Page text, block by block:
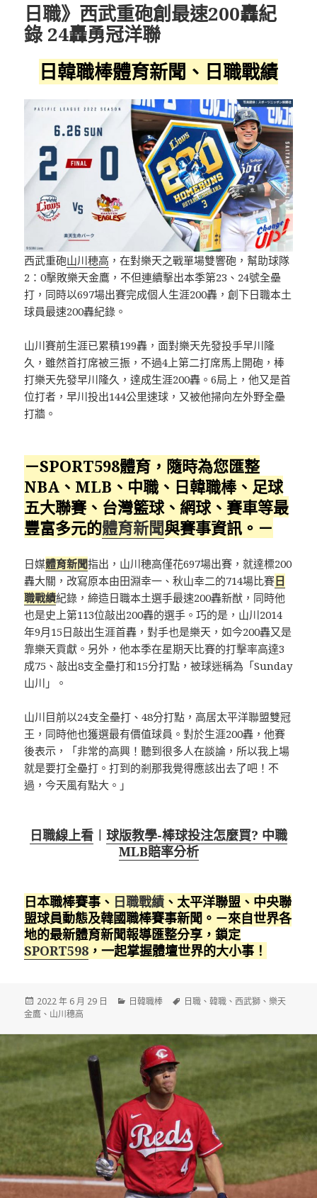
日職》西武重砲創最速200轟紀
錄 24轟勇冠洋聯
日韓職棒體育新聞、日職戰績
西武重砲山川穂高 ，在對樂天之戰單場雙響砲，幫助球隊
2：0擊敗樂天金鷹，不但連續擊出本季第23、24號全壘
打，同時以697場出賽完成個人生涯200轟，創下日職本土
球員最速200轟紀錄。
山川賽前生涯已累積199轟，面對樂天先發投手早川隆
久，雖然首打席被三振，不過4上第二打席馬上開砲，棒
打樂天先發早川隆久，達成生涯200轟。6局上，他又是首
位打者，早川投出144公里速球，又被他掃向左外野全壘
打牆。
－SPORT598體育，隨時為您匯整
NBA、MLB、中職、日韓職棒、足球
五大聯賽、台灣籃球、網球、賽車等最
豐富多元的體育新聞與賽事資訊。－
日媒體育新聞指出，山川穂高僅花697場出賽，就達標200
轟大關，改寫原本由田淵幸一、秋山幸二的714場比賽日
職戰績紀錄，締造日職本土選手最速200轟新猷，同時他
也是史上第113位敲出200轟的選手。巧的是，山川2014
年9月15日敲出生涯首轟，對手也是樂天，如今200轟又是
靠樂天貢獻。另外，他本季在星期天比賽的打擊率高達3
成75、敲出8支全壘打和15分打點，被球迷稱為「Sunday
山川」。
山川目前以24支全壘打、48分打點，高居太平洋聯盟雙冠
王，同時他也獲選最有價值球員。對於生涯200轟，他賽
後表示，「非常的高興！聽到很多人在談論，所以我上場
就是要打全壘打。打到的剎那我覺得應該出去了吧！不
過，今天風有點大。」
日職線上看 ︱ 球版教學-棒球投注怎麼買? 中職
MLB賠率分析
日本職棒賽事、 日職戰績 、太平洋聯盟、中央聯
盟球員動態及韓國職棒賽事新聞。－來自世界各
地的最新體育新聞報導匯整分享，鎖定
SPORT598 ，一起掌握體壇世界的大小事！
發
佈
2022 年 6 月 29 日
分
日韓職棒
標
日職 、韓職 、西武獅 、樂天
金鷹 、 山川穗高